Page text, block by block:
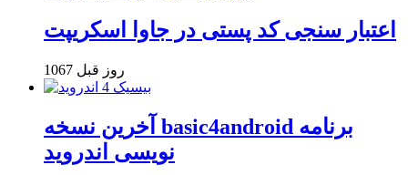
اعتبار سنجی کد پستی در جاوا اسکریپت
1067 روز قبل
آخرین نسخه basic4android برنامه
نویسی اندروید